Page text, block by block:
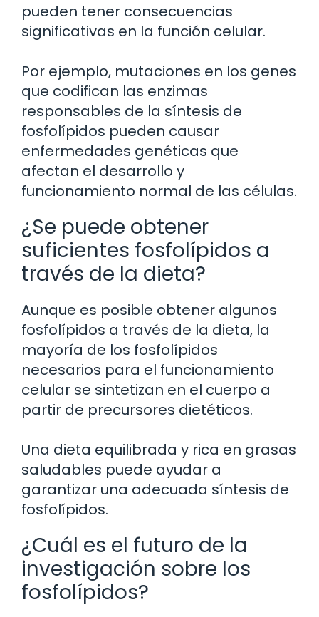
pueden tener consecuencias
significativas en la función celular.
Por ejemplo, mutaciones en los genes
que codifican las enzimas
responsables de la síntesis de
fosfolípidos pueden causar
enfermedades genéticas que
afectan el desarrollo y
funcionamiento normal de las células.
¿Se puede obtener
suficientes fosfolípidos a
través de la dieta?
Aunque es posible obtener algunos
fosfolípidos a través de la dieta, la
mayoría de los fosfolípidos
necesarios para el funcionamiento
celular se sintetizan en el cuerpo a
partir de precursores dietéticos.
Una dieta equilibrada y rica en grasas
saludables puede ayudar a
garantizar una adecuada síntesis de
fosfolípidos.
¿Cuál es el futuro de la
investigación sobre los
fosfolípidos?